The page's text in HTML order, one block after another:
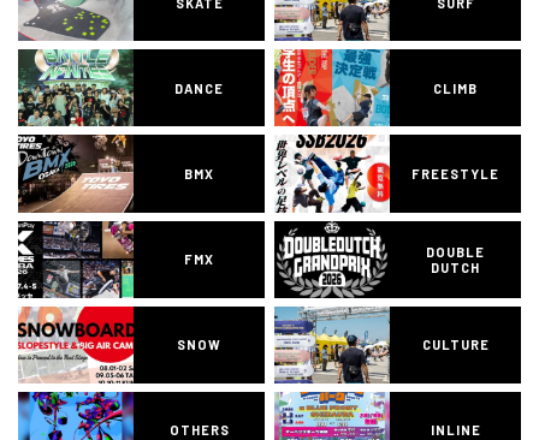
DANCE CLIMB
BMX FREESTYLE
FMX
DOUBLE
DUTCH
SNOW CULTURE
OTHERS INLINE